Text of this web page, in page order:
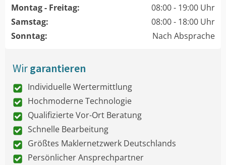
Montag - Freitag:
08:00 - 19:00 Uhr
Samstag:
08:00 - 18:00 Uhr
Sonntag:
Nach Absprache
Wirgarantieren
Individuelle Wertermittlung
Hochmoderne Technologie
Qualifizierte Vor-Ort Beratung
Schnelle Bearbeitung
Größtes Maklernetzwerk Deutschlands
Persönlicher Ansprechpartner